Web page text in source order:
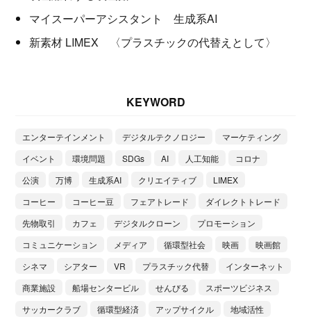
マイスーパーアシスタント 生成系AI
新素材 LIMEX 〈プラスチックの代替えとして〉
KEYWORD
エンターテインメント デジタルテクノロジー
マーケティング
イベント
環境問題 SDGs AI 人工知能
コロナ
公演
万博 生成系AI クリエイティブ
LIMEX
コーヒー
コーヒー豆 フェアトレード
ダイレクトトレード
先物取引
カフェ デジタルクローン
プロモーション
コミュニケーション
メディア 循環型社会 映画
映画館
シネマ
シアター VR プラスチック代替
インターネット
商業施設
船場センタービル せんびる
スポーツビジネス
サッカークラブ
循環型経済 アップサイクル
地域活性